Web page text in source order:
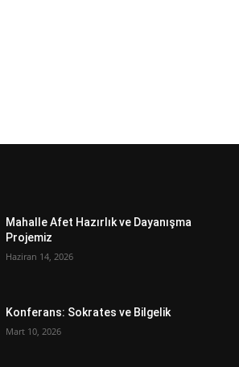
Mahalle Afet Hazırlık ve Dayanışma
Projemiz
Haziran 14, 2026
Konferans: Sokrates ve Bilgelik
Mart 10, 2026